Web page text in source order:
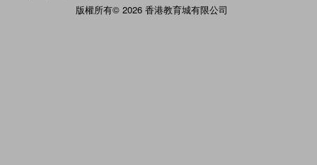
版權所有© 2026 香港教育城有限公司